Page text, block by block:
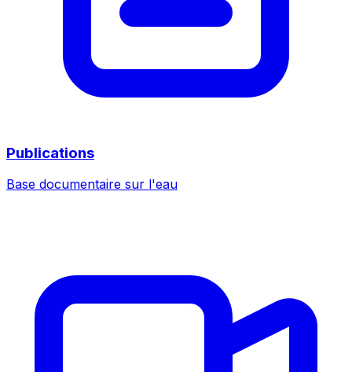
Publications
Base documentaire sur l'eau